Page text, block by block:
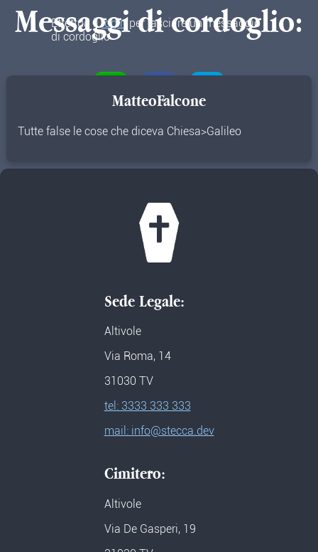
Effettua illogin per lasciare un messaggio
di cordoglio
Messaggi di cordoglio:
MatteoFalcone
Tutte false le cose che diceva Chiesa>Galileo
Sede Legale:
Altivole
Via Roma, 14
31030 TV
tel: 3333 333 333
mail: info@stecca.dev
Cimitero:
Altivole
Via De Gasperi, 19